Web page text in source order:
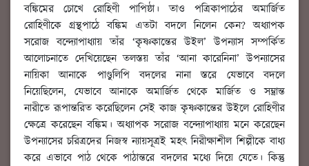
বঙ্কিমের চোখে রোহিণী পাপিষ্ঠা। তাও পত্রিকাপাঠের অমার্জিত
রোহিণীকে গ্রন্থপাঠে বঙ্কিম এতটা বদলে নিলেন কেন? অধ্যাপক
সরোজ বন্দ্যোপাধ্যায় তাঁর ‘কৃষ্ণকান্তের উইল’ উপন্যাস সম্পর্কিত
আলোচনাতে দেখিয়েছেন তলস্তয় তাঁর ‘আনা কারেনিনা’ উপন্যাসের
নায়িকা আনাকে পাণ্ডুলিপি বদলের নানা স্তরে যেভাবে বদলে
নিয়েছিলেন, যেভাবে আনাকে অমার্জিত থেকে মার্জিত ও সম্ভ্রান্ত
নারীতে রূপান্তরিত করেছিলেন সেই কাজ কৃষ্ণকান্তের উইলে রোহিণীর
ক্ষেত্রে করেছেন বঙ্কিম। অধ্যাপক সরোজ বন্দ্যোপাধ্যায় মনে করেছেন
উপন্যাসের চরিত্রদের নিজস্ব ন্যায়সূত্রই মহৎ নিরীক্ষাশীল শিল্পীকে বাধ্য
করে এভাবে পাঠ থেকে পাঠান্তরে বদলের মধ্যে দিয়ে যেতে। কিন্তু